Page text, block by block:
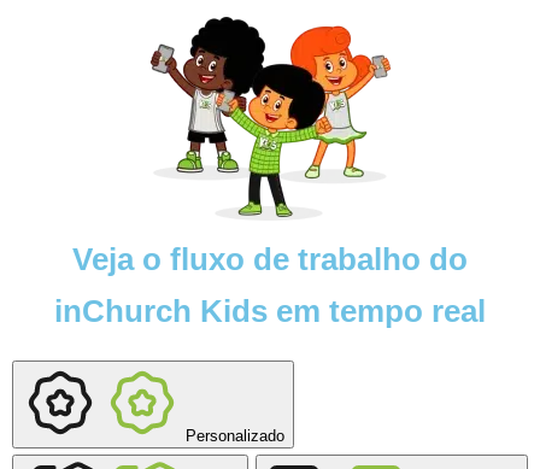
Veja o fluxo de trabalho do
inChurch Kids em tempo real
Personalizado